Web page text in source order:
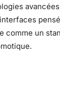
comme un